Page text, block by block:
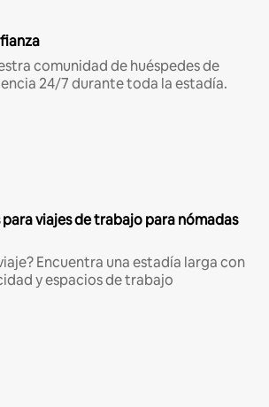
comunidad de huéspedes de
24/7 durante toda la estadía.
para viajes de trabajo para nómadas
Encuentra una estadía larga con
y espacios de trabajo